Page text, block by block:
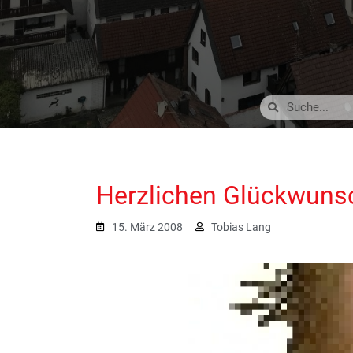
Herzlichen
15. März 2008 Tobias Lang